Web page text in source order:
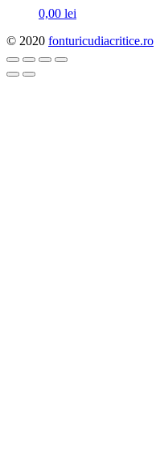
0,00 lei
© 2020 fonturicudiacritice.ro